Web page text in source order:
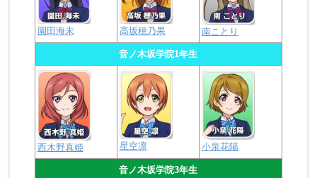
園田海未 高坂穂乃果 南ことり
音ノ木坂学院1年生
西木野真姫 星空凛 小泉花陽
音ノ木坂学院3年生